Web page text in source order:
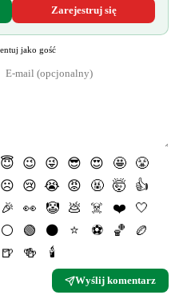
Zarejestruj się
jako gość
😇 😉 😜 😎 😍 🤩
😤
☹️ 😢 😭 😡 🤬 🤯
👍
🎉 👀 🤡 💩 ☠️ ❤️
🤍
⚪️ 🟢 ⚫️ ⭐️ ⚽️ 🏀
🏉
🍺 🍻 🕯
Wyślij komentarz